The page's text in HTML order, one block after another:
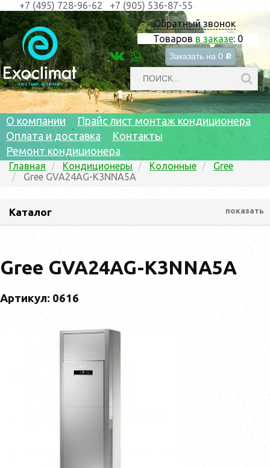
Обратный звонок
Товаров в заказе: 0
Заказать на 0 c
+7 (495) 728-96-62 +7 (905) 536-87-55
О компании
Прайс лист монтаж кондиционера
Оплата и доставка
Контакты
Ремонт кондиционера
Главная Кондиционеры Колонные
Gree
Gree GVA24AG-K3NNA5A
Каталог показать
Gree GVA24AG-K3NNA5A
Артикул: 0616